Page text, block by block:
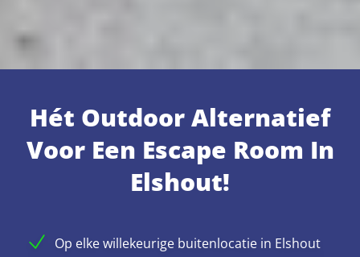
Hét Outdoor Alternatief
Voor Een Escape Room In
Elshout!
Op elke willekeurige buitenlocatie in Elshout